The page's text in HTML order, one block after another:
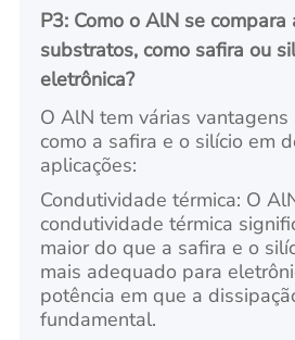
P3: Como o AlN se compara
substratos, como safira ou
eletrônica?
O AlN tem várias
como a safira e o silício em
aplicações:
Condutividade térmica: O
condutividade térmica
maior do que a safira e o
mais adequado para
potência em que a
fundamental.